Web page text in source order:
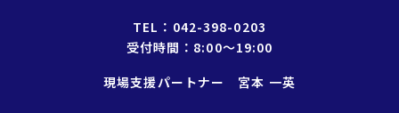
TEL： 042-398-0203
受付時間：8:00〜19:00
現場支援パートナー 宮本 一英